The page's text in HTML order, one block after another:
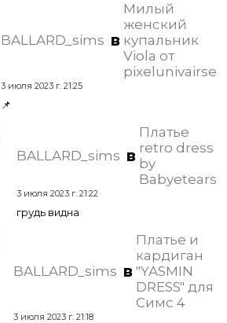
BALLARD_sims в
Милый
женский
купальник
Viola от
pixelunivairse
3 июля 2023 г. 21:25
📌
BALLARD_sims в
Платье
retro dress
by
Babyetears
3 июля 2023 г. 21:22
грудь видна
BALLARD_sims в
Платье и
кардиган
"YASMIN
DRESS" для
Симс 4
3 июля 2023 г. 21:18